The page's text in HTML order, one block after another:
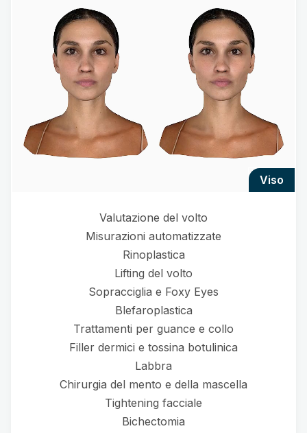
viso
Valutazione del volto
Misurazioni automatizzate
Rinoplastica
Lifting del volto
Sopracciglia e Foxy Eyes
Blefaroplastica
Trattamenti per guance e collo
Filler dermici e tossina botulinica
Labbra
Chirurgia del mento e della mascella
Tightening facciale
Bichectomia